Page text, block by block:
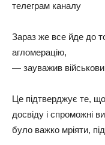
телеграм каналу
Зараз же все йде до
агломерацію,
— зауважив
Це підтверджує те,
досвіду і спроможні
було важко мріяти,